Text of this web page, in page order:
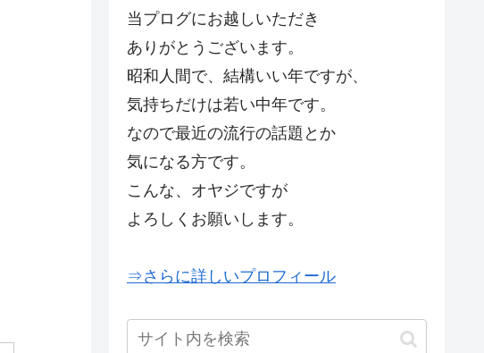
当プログにお越しいただき
ありがとうございます。
昭和人間で、結構いい年ですが、
気持ちだけは若い中年です。
なので最近の流行の話題とか
気になる方です。
こんな、オヤジですが
よろしくお願いします。
⇒さらに詳しいプロフィール